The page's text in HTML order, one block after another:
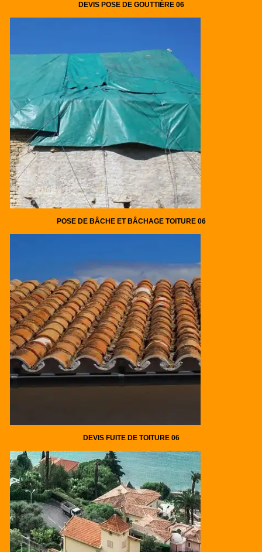
DEVIS POSE DE GOUTTIÈRE 06
POSE DE BÂCHE ET BÂCHAGE TOITURE 06
DEVIS FUITE DE TOITURE 06